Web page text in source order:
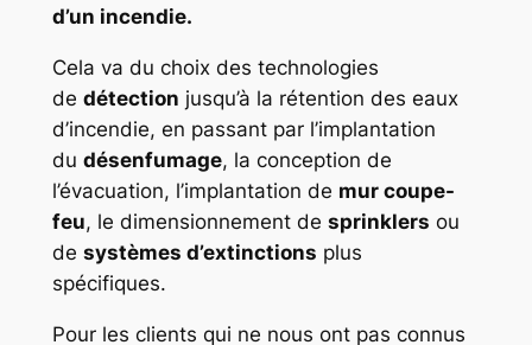
d’un incendie.
Cela va du choix des technologies
de détection jusqu’à la rétention des eaux
d’incendie, en passant par l’implantation
du désenfumage, la conception de
l’évacuation, l’implantation de mur coupe-
feu, le dimensionnement de sprinklers ou
de systèmes d’extinctions plus
spécifiques.
Pour les clients qui ne nous ont pas connus